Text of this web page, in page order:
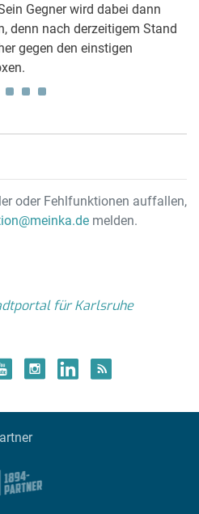
Gegner wird dabei dann
denn nach derzeitigem Stand
gegen den einstigen
oder Fehlfunktionen auffallen,
melden.
für Karlsruhe